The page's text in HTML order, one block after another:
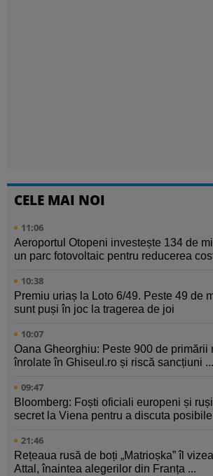
CELE MAI NOI
11:06
Aeroportul Otopeni investește 134 de
un parc fotovoltaic pentru reducerea
10:38
Premiu uriaș la Loto 6/49. Peste 49 de
sunt puși în joc la tragerea de joi
10:07
Oana Gheorghiu: Peste 900 de primării
înrolate în Ghiseul.ro și riscă sancțiuni ...
09:47
Bloomberg: Foști oficiali europeni și
secret la Viena pentru a discuta posibile
21:46
Rețeaua rusă de boți „Matrioșka” îl
Attal, înaintea alegerilor din Franța ...